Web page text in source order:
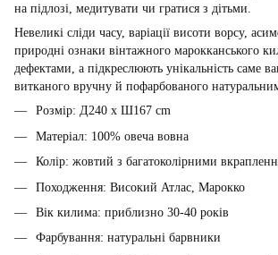
на підлозі, медитувати чи гратися з дітьми.
Невеликі сліди часу, варіації висоти ворсу,
природні ознаки вінтажного марокканського
дефектами, а підкреслюють унікальність саме
витканого вручну й пофарбованого
Розмір: Д240 x Ш167 cm
Матеріал: 100% овеча вовна
Колір: жовтий з багатоколірними
Походження: Високий Атлас, Марокко
Вік килима: приблизно 30-40 років
Фарбування: натуральні барвники